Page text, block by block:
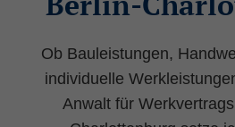
Ob Bauleistungen,
individuelle
Anwalt für